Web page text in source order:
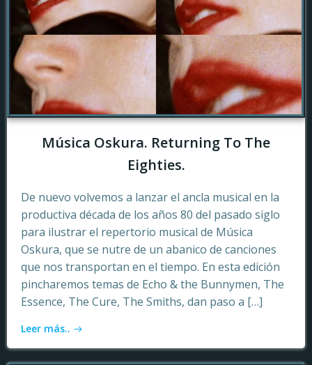
Música Oskura. Returning To The
Eighties.
De nuevo volvemos a lanzar el ancla musical en la
productiva década de los años 80 del pasado siglo
para ilustrar el repertorio musical de Música
Oskura, que se nutre de un abanico de canciones
que nos transportan en el tiempo. En esta edición
pincharemos temas de Echo & the Bunnymen, The
Essence, The Cure, The Smiths, dan paso a […]
Leer más..